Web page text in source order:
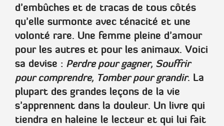
d’embûches et de tracas de tous côtés
qu’elle surmonte avec ténacité et une
volonté rare. Une femme pleine d’amour
pour les autres et pour les animaux. Voici
sa devise : Perdre pour gagner, Souffrir
pour comprendre, Tomber pour grandir. La
plupart des grandes leçons de la vie
s’apprennent dans la douleur. Un livre qui
tiendra en haleine le lecteur et qui lui fait